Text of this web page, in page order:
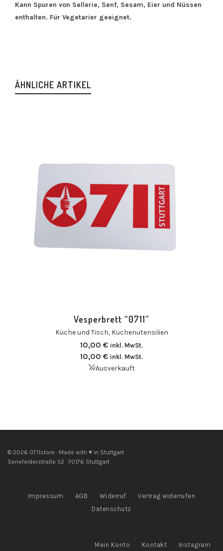
Kann Spuren von Sellerie, Senf, Sesam, Eier und Nüssen
enthalten. Für Vegetarier geeignet.
ÄHNLICHE ARTIKEL
Vesperbrett “0711”
Küche und Tisch, Küchenutensilien
10,00 € inkl. MwSt.
10,00 € inkl. MwSt.
Ausverkauft
© 2026 0711store · Made with ♥ in Stuttgart
Senefelderstraße 52 · 70176 Stuttgart
Impressum AGB Widerruf
Vertrag widerrufen
Datenschutz
Mein Konto Kontakt Instagram